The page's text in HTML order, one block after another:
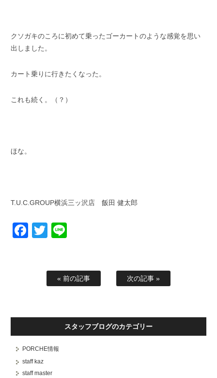
クソガキのころに初めて乗ったゴーカートのような感覚を思い
出しました。
カート乗りに行きたくなった。
これも続く。（？）
ほな。
T.U.C.GROUP横浜三ッ沢店 飯田 健太郎
Facebook
Twitter
« 前の記事 次の記事 »
スタッフブログのカテゴリー
PORCHE情報
staff kaz
staff master